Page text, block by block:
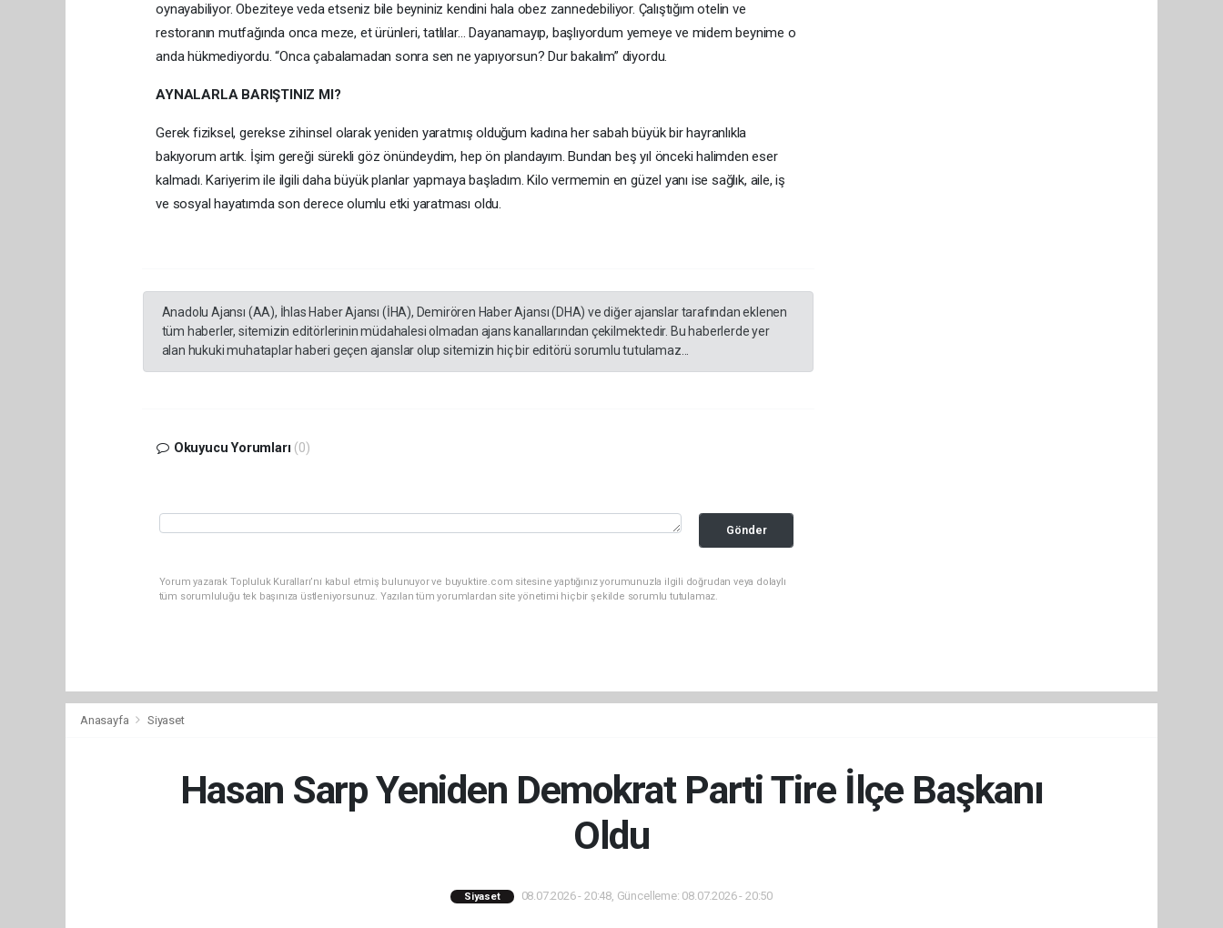
oynayabiliyor. Obeziteye veda etseniz bile beyniniz kendini hala obez zannedebiliyor. Çalıştığım otelin ve
restoranın mutfağında onca meze, et ürünleri, tatlılar… Dayanamayıp, başlıyordum yemeye ve midem beynime o
anda hükmediyordu. “Onca çabalamadan sonra sen ne yapıyorsun? Dur bakalım” diyordu.
AYNALARLA BARIŞTINIZ MI?
Gerek fiziksel, gerekse zihinsel olarak yeniden yaratmış olduğum kadına her sabah büyük bir hayranlıkla
bakıyorum artık. İşim gereği sürekli göz önündeydim, hep ön plandayım. Bundan beş yıl önceki halimden eser
kalmadı. Kariyerim ile ilgili daha büyük planlar yapmaya başladım. Kilo vermemin en güzel yanı ise sağlık, aile, iş
ve sosyal hayatımda son derece olumlu etki yaratması oldu.
Anadolu Ajansı (AA), İhlas Haber Ajansı (İHA), Demirören Haber Ajansı (DHA) ve diğer ajanslar tarafından eklenen
tüm haberler, sitemizin editörlerinin müdahalesi olmadan ajans kanallarından çekilmektedir. Bu haberlerde yer
alan hukuki muhataplar haberi geçen ajanslar olup sitemizin hiç bir editörü sorumlu tutulamaz...
Okuyucu Yorumları (0)
Gönder
Yorum yazarak Topluluk Kuralları’nı kabul etmiş bulunuyor ve buyuktire.com sitesine yaptığınız yorumunuzla ilgili doğrudan veya dolaylı
tüm sorumluluğu tek başınıza üstleniyorsunuz. Yazılan tüm yorumlardan site yönetimi hiçbir şekilde sorumlu tutulamaz.
Anasayfa Siyaset
Hasan Sarp Yeniden Demokrat Parti Tire İlçe Başkanı
Oldu
Siyaset 08.07.2026 - 20:48, Güncelleme: 08.07.2026 - 20:50